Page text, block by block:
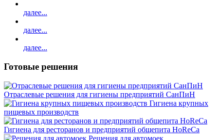
далее...
далее...
далее...
Готовые решения
Отраслевые решения для гигиены предприятий СанПиН
Гигиена крупных
пищевых производств
Гигиена для ресторанов и предприятий общепита HoReCa
Решения для автомоек